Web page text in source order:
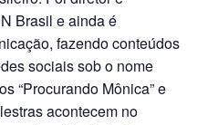
Brasil e ainda é
fazendo conteúdos
sociais sob o nome
“Procurando Mônica” e
acontecem no